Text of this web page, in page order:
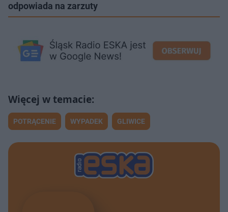
odpowiada na zarzuty
POTRĄCENIE WYPADEK GLIWICE